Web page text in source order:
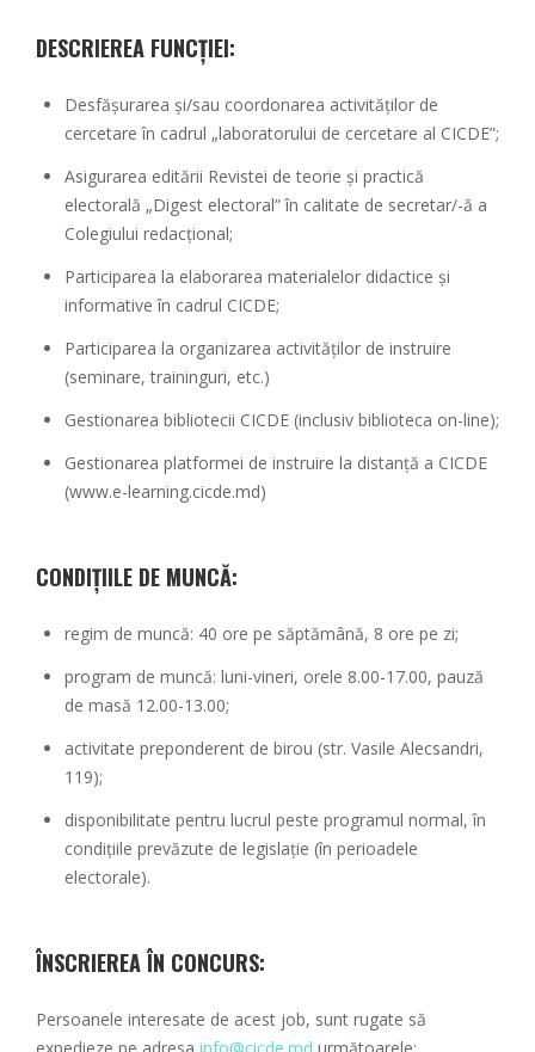
DESCRIEREA FUNCȚIEI:
Desfășurarea și/sau coordonarea activităților de
cercetare în cadrul „laboratorului de cercetare al CICDE”;
Asigurarea editării Revistei de teorie și practică
electorală „Digest electoral” în calitate de secretar/-ă a
Colegiului redacțional;
Participarea la elaborarea materialelor didactice și
informative în cadrul CICDE;
Participarea la organizarea activităților de instruire
(seminare, traininguri, etc.)
Gestionarea bibliotecii CICDE (inclusiv biblioteca on-line);
Gestionarea platformei de instruire la distanță a CICDE
(www.e-learning.cicde.md)
CONDIȚIILE DE MUNCĂ:
regim de muncă: 40 ore pe săptămână, 8 ore pe zi;
program de muncă: luni-vineri, orele 8.00-17.00, pauză
de masă 12.00-13.00;
activitate preponderent de birou (str. Vasile Alecsandri,
119);
disponibilitate pentru lucrul peste programul normal, în
condițiile prevăzute de legislație (în perioadele
electorale).
ÎNSCRIEREA ÎN CONCURS:
Persoanele interesate de acest job, sunt rugate să
expedieze pe adresa info@cicde.md următoarele: